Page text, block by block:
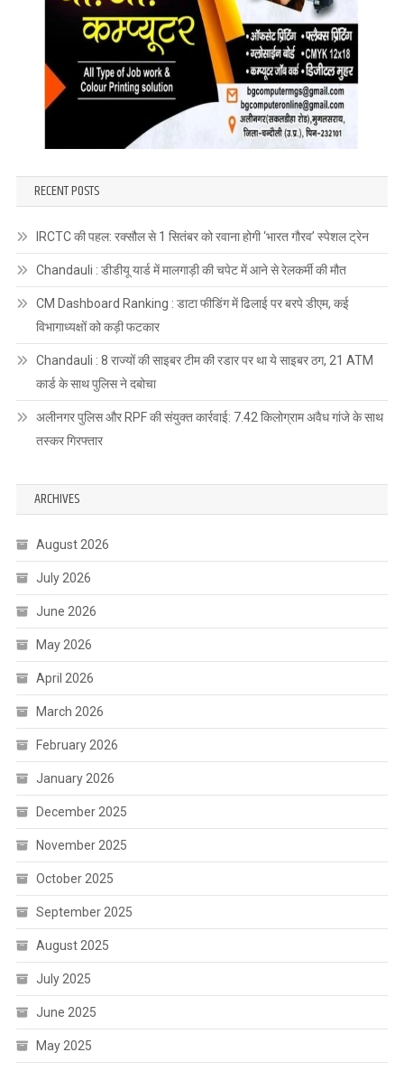
RECENT POSTS
IRCTC की पहल: रक्सौल से 1 सितंबर को रवाना होगी ‘भारत गौरव’ स्पेशल ट्रेन
Chandauli : डीडीयू यार्ड में मालगाड़ी की चपेट में आने से रेलकर्मी की मौत
CM Dashboard Ranking : डाटा फीडिंग में ढिलाई पर बरपे डीएम, कई
विभागाध्यक्षों को कड़ी फटकार
Chandauli : 8 राज्यों की साइबर टीम की रडार पर था ये साइबर ठग, 21 ATM
कार्ड के साथ पुलिस ने दबोचा
अलीनगर पुलिस और RPF की संयुक्त कार्रवाई: 7.42 किलोग्राम अवैध गांजे के साथ
तस्कर गिरफ्तार
ARCHIVES
August 2026
July 2026
June 2026
May 2026
April 2026
March 2026
February 2026
January 2026
December 2025
November 2025
October 2025
September 2025
August 2025
July 2025
June 2025
May 2025